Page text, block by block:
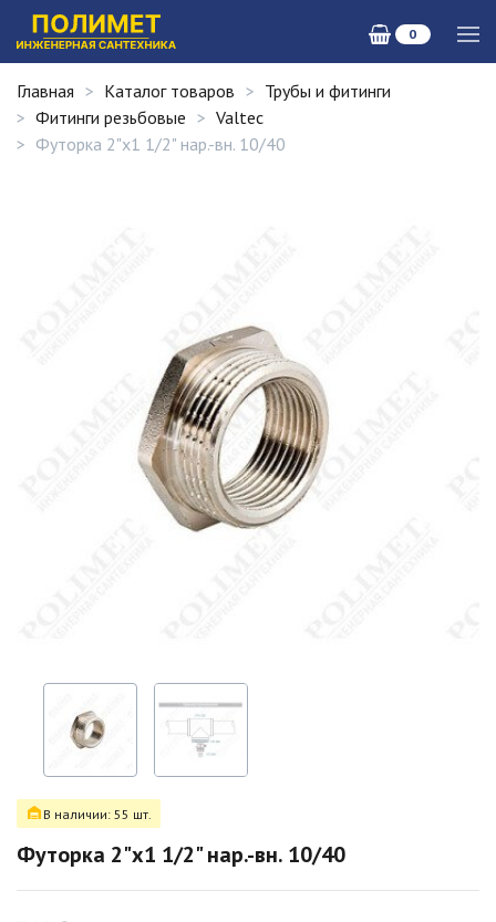
0
Главная Каталог товаров
Трубы и фитинги
Фитинги резьбовые
Valtec
Футорка 2"х1 1/2" нар.-вн. 10/40
В наличии: 55 шт.
Футорка 2"х1 1/2" нар.-вн. 10/40